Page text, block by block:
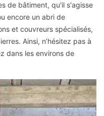
de bâtiment, qu'il s'agisse
encore un abri de
et couvreurs spécialisés,
Ainsi, n’hésitez pas à
dans les environs de